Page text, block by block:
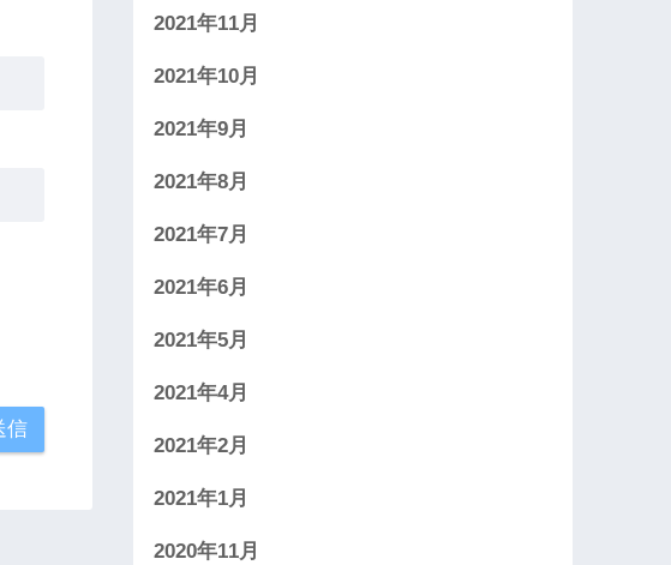
2021年11月
2021年10月
2021年9月
2021年8月
2021年7月
2021年6月
2021年5月
2021年4月
2021年2月
2021年1月
2020年11月